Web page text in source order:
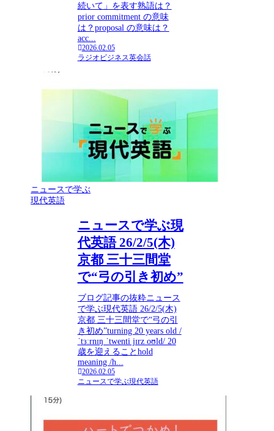
続いて」を表す熟語は？
prior commitment の意味
は？proposal の意味は？
acc...
2026.02.05
ラジオビジネス英会話
ニュースで学ぶ
現代英語
ニュースで学ぶ現
代英語 26/2/5(木)
京都 三十三間堂
で“弓の引き初め”
ブログ記事の抜粋ニュース
で学ぶ現代英語 26/2/5(木)
京都 三十三間堂で“弓の引
き初め”turning 20 years old /
ˈtɜːrnɪŋ ˈtwenti jɪrz oʊld/ 20
歳を迎えることhold
meaning /h...
2026.02.05
ニュースで学ぶ現代英語